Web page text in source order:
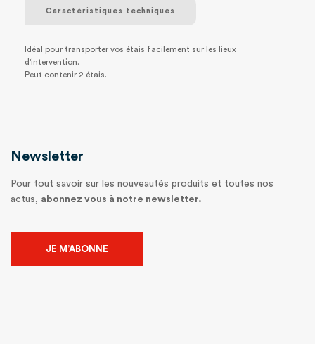
Caractéristiques techniques
Idéal pour transporter vos étais facilement sur les lieux
d'intervention.
Peut contenir 2 étais.
Newsletter
Pour tout savoir sur les nouveautés produits et toutes nos
actus, abonnez vous à notre newsletter.
JE M’ABONNE